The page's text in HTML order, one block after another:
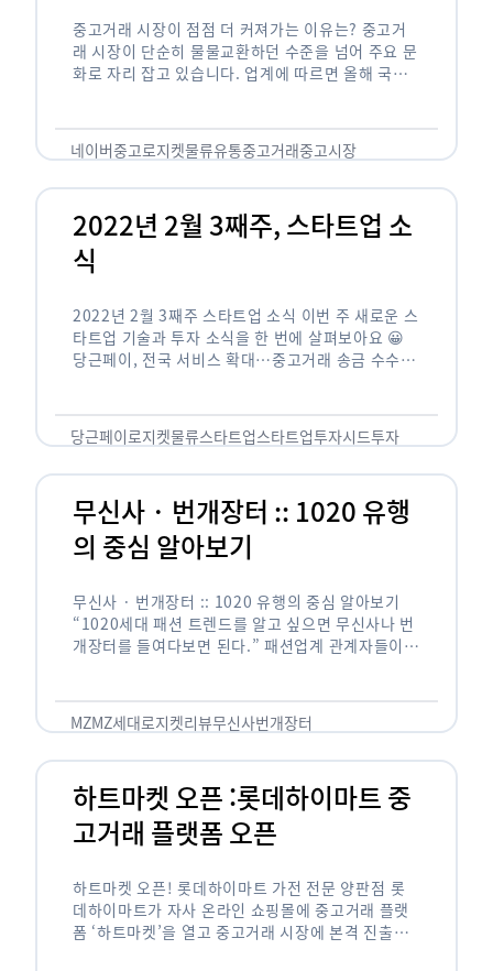
중고거래 시장이 점점 더 커져가는 이유는? 중고거
래 시장이 단순히 물물교환하던 수준을 넘어 주요 문
화로 자리 잡고 있습니다. 업계에 따르면 올해 국내
네이버중고로지켓물류유통중고거래중고시장
2022년 2월 3째주, 스타트업 소
식
2022년 2월 3째주 스타트업 소식 이번 주 새로운 스
타트업 기술과 투자 소식을 한 번에 살펴보아요 😀
당근페이, 전국 서비스 확대…중고거래 송금 수수료
당근페이로지켓물류스타트업스타트업투자시드투자
무신사 · 번개장터 :: 1020 유행
의 중심 알아보기
무신사 · 번개장터 :: 1020 유행의 중심 알아보기
“1020세대 패션 트렌드를 알고 싶으면 무신사나 번
개장터를 들여다보면 된다.” 패션업계 관계자들이
MZMZ세대로지켓리뷰무신사번개장터
하트마켓 오픈 :롯데하이마트 중
고거래 플랫폼 오픈
하트마켓 오픈! 롯데하이마트 가전 전문 양판점 롯
데하이마트가 자사 온라인 쇼핑몰에 중고거래 플랫
폼 ‘하트마켓’을 열고 중고거래 시장에 본격 진출했